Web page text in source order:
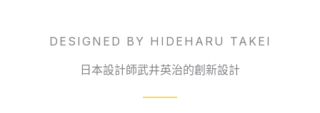
DESIGNED BY HIDEHARU TAKEI
日本設計師武井英治的創新設計